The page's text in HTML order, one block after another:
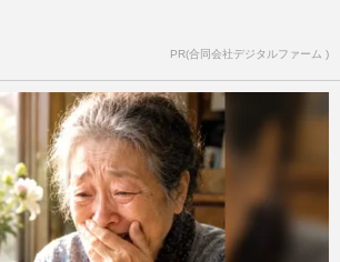
PR(合同会社デジタルファーム )